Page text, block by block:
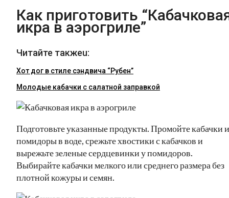
Как приготовить
икра в аэрогриле”
Читайте такжеu:
Хот дог в стиле сэндвича “Рубен”
Молодые кабачки с салатной заправкой
Подготовьте указанные продукты. Промойте кабачки и
помидоры в воде, срежьте хвостики с кабачков и
вырежьте зеленые сердцевинки у помидоров.
Выбирайте кабачки мелкого или среднего размера без
плотной кожуры и семян.